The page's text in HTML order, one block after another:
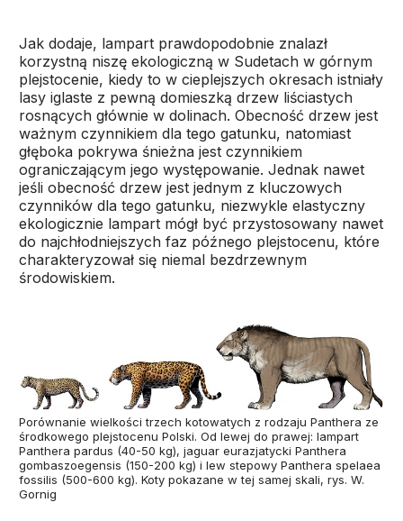
Jak dodaje, lampart prawdopodobnie znalazł
korzystną niszę ekologiczną w Sudetach w górnym
plejstocenie, kiedy to w cieplejszych okresach istniały
lasy iglaste z pewną domieszką drzew liściastych
rosnących głównie w dolinach. Obecność drzew jest
ważnym czynnikiem dla tego gatunku, natomiast
głęboka pokrywa śnieżna jest czynnikiem
ograniczającym jego występowanie. Jednak nawet
jeśli obecność drzew jest jednym z kluczowych
czynników dla tego gatunku, niezwykle elastyczny
ekologicznie lampart mógł być przystosowany nawet
do najchłodniejszych faz późnego plejstocenu, które
charakteryzował się niemal bezdrzewnym
środowiskiem.
Porównanie wielkości trzech kotowatych z rodzaju Panthera ze
środkowego plejstocenu Polski. Od lewej do prawej: lampart
Panthera pardus (40-50 kg), jaguar eurazjatycki Panthera
gombaszoegensis (150-200 kg) i lew stepowy Panthera spelaea
fossilis (500-600 kg). Koty pokazane w tej samej skali, rys. W.
Gornig